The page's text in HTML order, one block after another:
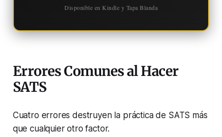
Disponible en Kindle y Tapa Blanda
Errores Comunes al Hacer
SATS
Cuatro errores destruyen la práctica de SATS más
que cualquier otro factor.